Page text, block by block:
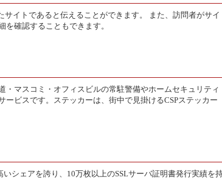
イトであると伝えることができます。 また、訪問者がサイ
を確認することもできます。
マスコミ・オフィスビルの常駐警備やホームセキュリティ
ビスです。ステッカーは、街中で見掛けるCSPステッカー
シェアを誇り、10万枚以上のSSLサーバ証明書発行実績を